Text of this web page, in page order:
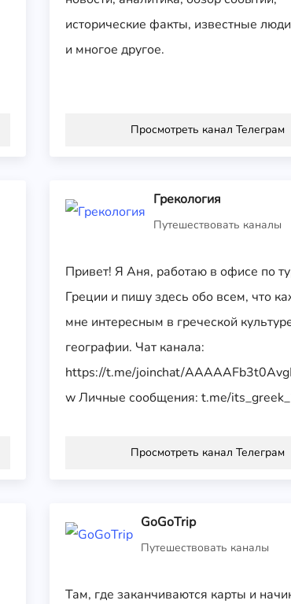
исторические факты, известные люди
и многое другое.
Просмотреть канал Телеграм
Грекология
Путешествовать каналы
Привет! Я Аня, работаю в офисе по
Греции и пишу здесь обо всем, что
мне интересным в греческой
географии. Чат канала:
https://t.me/joinchat/
w Личные сообщения: t.me/
Просмотреть канал Телеграм
GoGoTrip
Путешествовать каналы
Там, где заканчиваются карты и